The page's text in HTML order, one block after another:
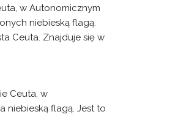
w Autonomicznym
niebieską flagą.
Ceuta. Znajduje się w
Ceuta, w
niebieską flagą. Jest to